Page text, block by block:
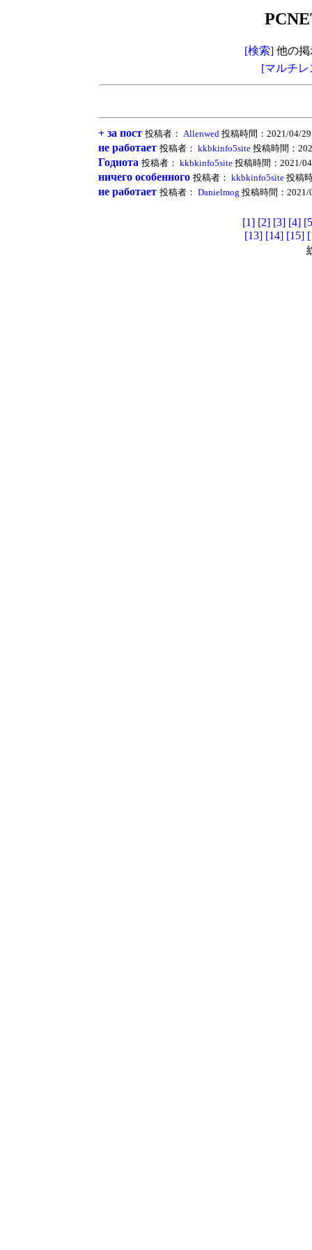
[検索] 他の
[マルチ
+ за пост 投稿者： Allenwed 投稿時間：2021/04/
не работает 投稿者： kkbkinfo5site 投稿時間：
Годнота 投稿者： kkbkinfo5site 投稿時間：2021/
ничего особенного 投稿者： kkbkinfo5site 投稿
не работает 投稿者： Danielmog 投稿時間：2021/
[1] [2] [3] [4]
[13] [14] [15]